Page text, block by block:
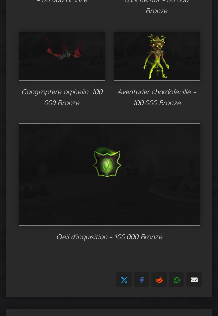
Bronze
Gangroptère orphelin -100
000 Bronze
Aventurier chardofeuille –
100 000 Bronze
Oeil d’inquisition – 100 000 Bronze